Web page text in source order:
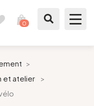
0
>
et atelier
>